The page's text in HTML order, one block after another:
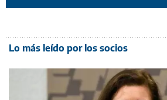
Lo más leído por los socios